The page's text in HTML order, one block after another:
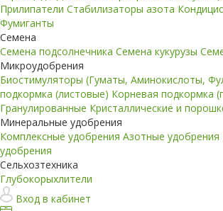
Прилипатели Стабилизаторы азота
Фумиганты
Семена
Семена подсолнечника Семена кукурузы
Микроудобрения
Биостимуляторы (Гуматы, Аминокислоты,
подкормка (листовые) Корневая подкормка
Гранулированные Кристаллические и
Минеральные удобрения
Комплексные удобрения Азотные удобрения
удобрения
Сельхозтехника
Глубокорыхлители
Вход в кабинет